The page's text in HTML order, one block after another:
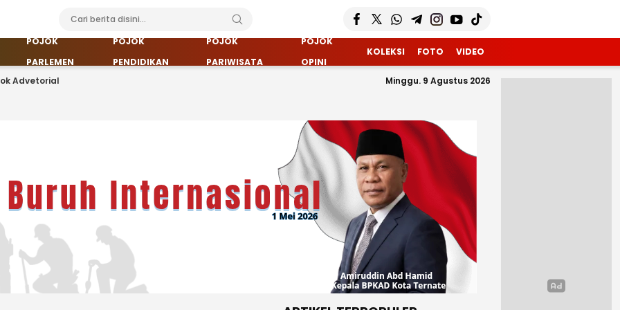
POJOK
PARLEMEN
POJOK
PENDIDIKAN
POJOK
PARIWISATA
POJOK
OPINI
KOLEKSI FOTO VIDEO
Advetorial Minggu. 9 Agustus 2026